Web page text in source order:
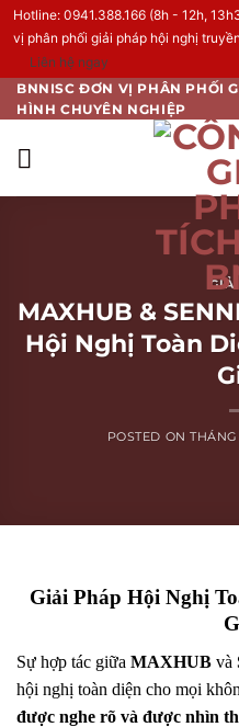
Hotline: 0941.388.166 (8h - 12h,
vị phân phối giải pháp hội nghị
Liên hệ ngay
Skip
to
content
BNNISC ĐƠN VỊ PHÂN PHỐI
HÌNH CHUYÊN NGHIỆP
MAXHUB &
Hội Nghị Toàn
POSTED ONTHÁNG
Giải Pháp Hội Nghị
Sự hợp tác giữa MAXHUB và
hội nghị toàn diện cho mọi
được nghe rõ và được nhìn